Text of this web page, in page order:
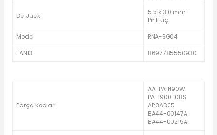
Dc Jack
5.5 x 3.0 mm -
Pinli uç
Model RNA-SG04
EAN13 8697785550930
Parça Kodları
AA-PA1N90W
PA-1900-08S
API3AD05
BA44-00147A
BA44-00215A